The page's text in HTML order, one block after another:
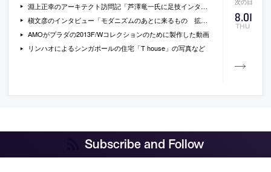
8.01
THU
淵上正幸のアーキテクト訪問記「芦澤竜一氏に足技インタビューをする」
槇文彦のインタビュー「モダニズムのあとに来るもの 拡がった多様な可能性」
AMOがプラダの2013F/Wコレクションのために製作した動画
リンハオによるシンガポールの住宅「T house」の写真など
Subscribe and Follow